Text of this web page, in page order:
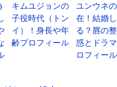
キムユジョンの
子役時代（トン
イ）！身長や年
齢プロフィール
ユンウネ
在！結婚
る？唇の
惑とドラ
ロフィール